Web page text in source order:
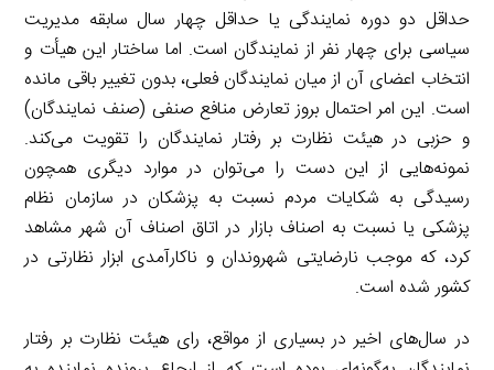
حداقل دو دوره نمایندگی یا حداقل چهار سال سابقه مدیریت
سیاسی برای چهار نفر از نمایندگان است. اما ساختار این هیأت و
انتخاب اعضای آن از میان نمایندگان فعلی، بدون تغییر باقی مانده
است. این امر احتمال بروز تعارض منافع صنفی (صنف نمایندگان)
و حزبی در هیئت نظارت بر رفتار نمایندگان را تقویت می‌کند.
نمونه‌هایی از این دست را می‌توان در موارد دیگری همچون
رسیدگی به شکایات مردم نسبت به پزشکان در سازمان نظام
پزشکی یا نسبت به اصناف بازار در اتاق اصناف آن شهر مشاهد
کرد، که موجب نارضایتی شهروندان و ناکارآمدی ابزار نظارتی در
کشور شده است.
در سال‌های اخیر در بسیاری از مواقع، رای هیئت نظارت بر رفتار